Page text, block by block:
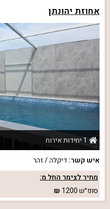
אחוזת יהונתן
1 יחידות אירוח
איש קשר: דיקלה / זהר
מחיר לצימר החל מ:
סופ״ש1200